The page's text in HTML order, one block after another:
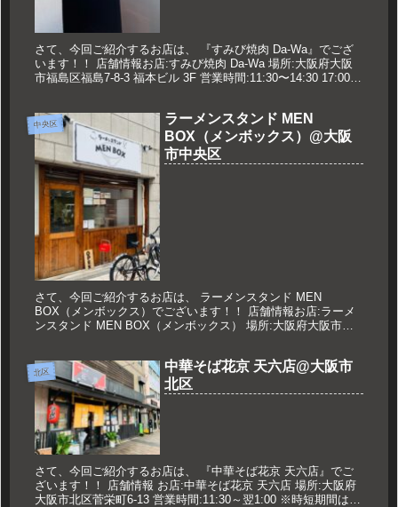
さて、今回ご紹介するお店は、 『すみび焼肉 Da-Wa』でござ
います！！ 店舗情報お店:すみび焼肉 Da-Wa 場所:大阪府大阪
市福島区福島7-8-3 福本ビル 3F 営業時間:11:30〜14:30 17:00〜
中央区
ラーメンスタンド MEN
BOX（メンボックス）@大阪
市中央区
さて、今回ご紹介するお店は、 ラーメンスタンド MEN
BOX（メンボックス）でございます！！ 店舗情報お店:ラーメ
ンスタンド MEN BOX（メンボックス） 場所:大阪府大阪市中
北区
中華そば花京 天六店@大阪市
北区
さて、今回ご紹介するお店は、 『中華そば花京 天六店』でご
ざいます！！ 店舗情報 お店:中華そば花京 天六店 場所:大阪府
大阪市北区菅栄町6-13 営業時間:11:30～翌1:00 ※時短期間は